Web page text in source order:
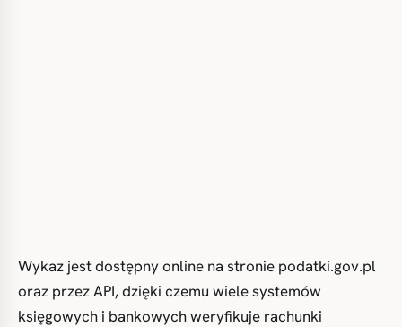
Wykaz jest dostępny online na stronie podatki.gov.pl
oraz przez API, dzięki czemu wiele systemów
księgowych i bankowych weryfikuje rachunki